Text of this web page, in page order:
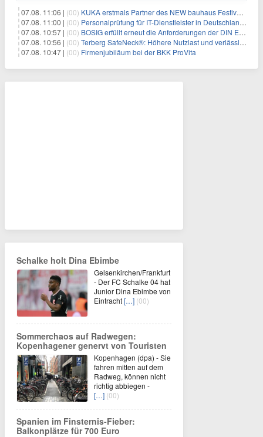
07.08. 11:06 | (00) KUKA erstmals Partner des NEW bauhaus Festivals 2026 in Weimar
07.08. 11:00 | (00) Personalprüfung für IT-Dienstleister in Deutschland: Was öffentliche Auftraggeber jetzt voraussetzen
07.08. 10:57 | (00) BOSIG erfüllt erneut die Anforderungen der DIN EN ISO 45001
07.08. 10:56 | (00) Terberg SafeNeck®: Höhere Nutzlast und verlässliche Fahrstabilität auf steilen Rampen
07.08. 10:47 | (00) Firmenjubiläum bei der BKK ProVita
Schalke holt Dina Ebimbe
Gelsenkirchen/Frankfurt
- Der FC Schalke 04 hat
Junior Dina Ebimbe von
Eintracht[…] (00)
Sommerchaos auf Radwegen:
Kopenhagener genervt von Touristen
Kopenhagen (dpa) - Sie
fahren mitten auf dem
Radweg, können nicht
richtig abbiegen -
[…] (00)
Spanien im Finsternis-Fieber:
Balkonplätze für 700 Euro